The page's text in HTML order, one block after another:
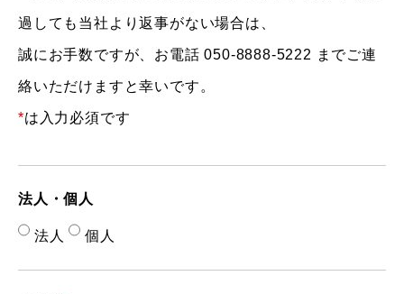
過しても当社より返事がない場合は、
誠にお手数ですが、お電話 050-8888-5222 までご連
絡いただけますと幸いです。
*は入力必須です
法人・個人
法人 個人